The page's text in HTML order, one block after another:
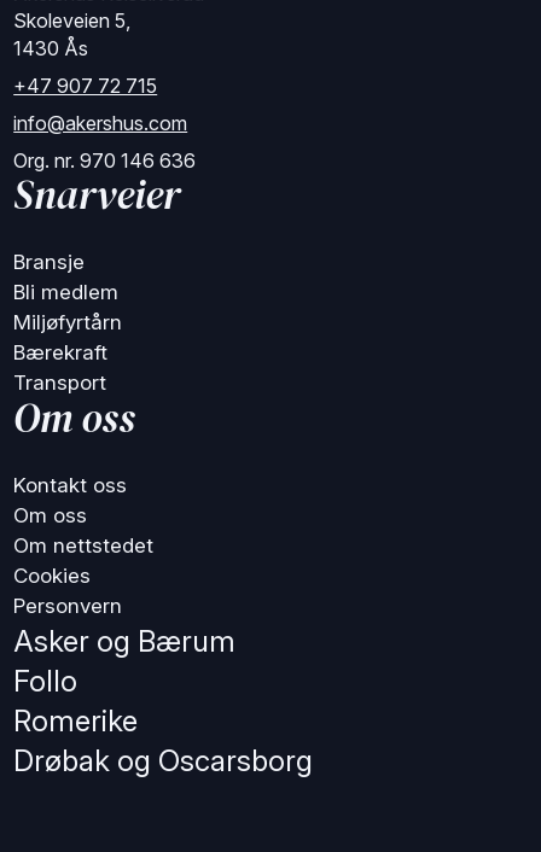
Skoleveien 5,
1430 Ås
+47 907 72 715
info@akershus.com
Org. nr. 970 146 636
Snarveier
Bransje
Bli medlem
Miljøfyrtårn
Bærekraft
Transport
Om oss
Kontakt oss
Om oss
Om nettstedet
Cookies
Personvern
Asker og Bærum
Follo
Romerike
Drøbak og Oscarsborg